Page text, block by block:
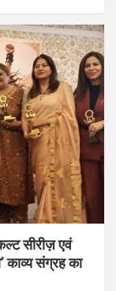
सीरीज़ एवं
काव्य संग्रह का